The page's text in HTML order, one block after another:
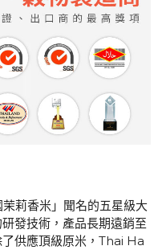
莉香米」聞名的五星級大
發技術，產品長期遠銷至
供應頂級原米，Thai Ha